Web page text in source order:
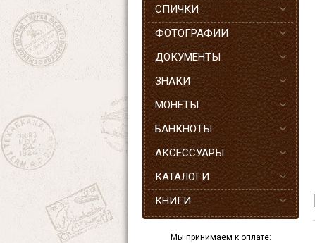
СПИЧКИ
ФОТОГРАФИИ
ДОКУМЕНТЫ
ЗНАКИ
МОНЕТЫ
БАНКНОТЫ
АКСЕССУАРЫ
КАТАЛОГИ
КНИГИ
Мы принимаем к оплате: